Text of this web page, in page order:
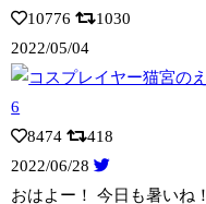
10776
1030
2022/05/04
8474
418
2022/06/28
おはよー！ 今日も暑いね！